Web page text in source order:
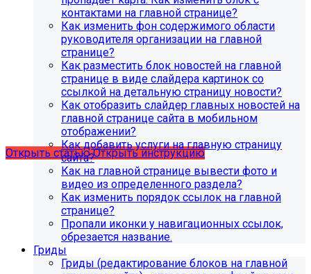
С 01.02.2026будет ограничена поддержка продуктов на
PHP версии ниже 8.2.Рекомендуемая версия PHP - 8.4
С 01.09.2026будет ограничена поддержка продуктов на
MySql версии ниже 8.0.0.Рекомендуемая версия MySql
- 8.4.0 и выше.
Открыть статьюОткрыть инструкцию
контактами на главной странице?
Как изменить фон содержимого области
руководителя организации на главной
странице?
Как разместить блок новостей на главной
странице в виде слайдера картинок со
ссылкой на детальную страницу новости?
Как отобразить слайдер главных новостей на
главной странице сайта в мобильном
отображении?
Как добавить услуги на главную страницу
сайта?
Как на главной странице вывести фото и
видео из определенного раздела?
Как изменить порядок ссылок на главной
странице?
Пропали иконки у навигационных ссылок,
обрезается название.
Гриды
Гриды (редактирование блоков на главной